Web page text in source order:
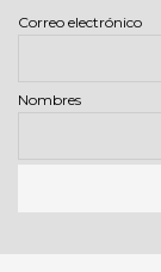
Correo electrónico
Nombres